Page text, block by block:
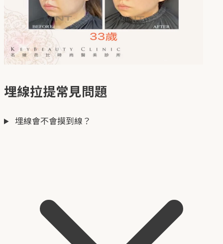
埋線拉提常見問題
埋線會不會摸到線？